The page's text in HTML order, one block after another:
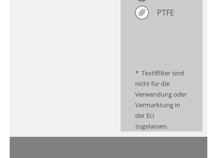
PTFE
* Textilfilter sind
nicht für die
Verwendung oder
Vermarktung in
der EU
zugelassen.